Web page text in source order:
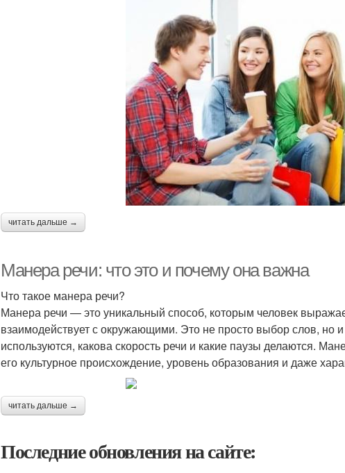
читать дальше →
Манера речи: что это и почему она важна
Что такое манера речи?
Манера речи — это уникальный способ, которым человек
взаимодействует с окружающими. Это не просто выбор слов, но и
используются, какова скорость речи и какие паузы делаются.
его культурное происхождение, уровень образования и даже
читать дальше →
Последние обновления на сайте: